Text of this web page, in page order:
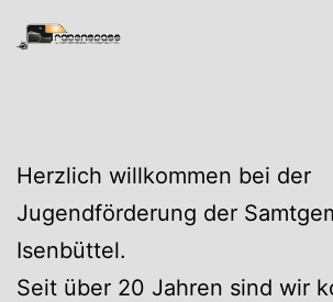
Zum
Inhalt
Herzlich willkommen bei der
Jugendförderung der
Isenbüttel.
Seit über 20 Jahren sind wir